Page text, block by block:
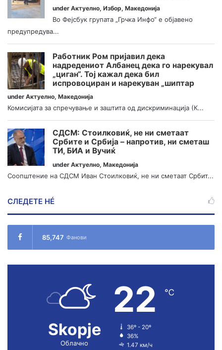
under Актуелно, Избор, Македонија
Во Фејсбук групата „Грчка Инфо“ е објавено
предупредува...
Работник Ром пријавил дека
надредениот Албанец дека го нарекувал
„циган“. Тој кажал дека бил
испровоциран и нарекуван „шиптар
under Актуелно, Македонија
Комисијата за спречување и заштита од дискриминација (К...
СДСМ: Стоилковиќ, не ни сметаат
Србите и Србија – напротив, ни сметаш
ТИ, БИА и Вучиќ
under Актуелно, Македонија
Соопштение на СДСМ Иван Стоилковиќ, не ни сметаат Србит...
СЛЕДЕТЕ НÉ
85,747 Фанови
Skopje
Облачно
22 ℃
36º - 20º
36%
1.47 км/ч